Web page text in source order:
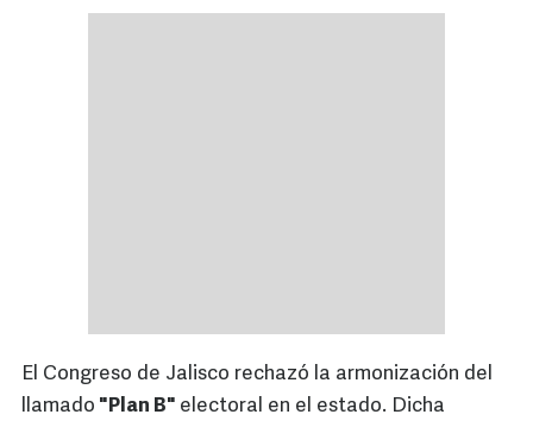
El Congreso de Jalisco rechazó la armonización del
llamado "Plan B" electoral en el estado. Dicha